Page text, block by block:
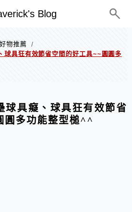
Blog
好物推薦
/
球具狂有效節省空間的好工具~~圓圓多
球具癡、球具狂有效節省
圓多功能整型槌^^